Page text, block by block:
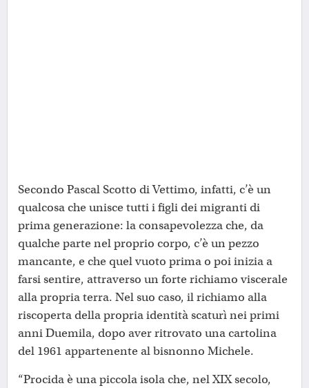
Secondo Pascal Scotto di Vettimo, infatti, c’è un
qualcosa che unisce tutti i figli dei migranti di
prima generazione: la consapevolezza che, da
qualche parte nel proprio corpo, c’è un pezzo
mancante, e che quel vuoto prima o poi inizia a
farsi sentire, attraverso un forte richiamo viscerale
alla propria terra. Nel suo caso, il richiamo alla
riscoperta della propria identità scaturì nei primi
anni Duemila, dopo aver ritrovato una cartolina
del 1961 appartenente al bisnonno Michele.
“Procida è una piccola isola che, nel XIX secolo,